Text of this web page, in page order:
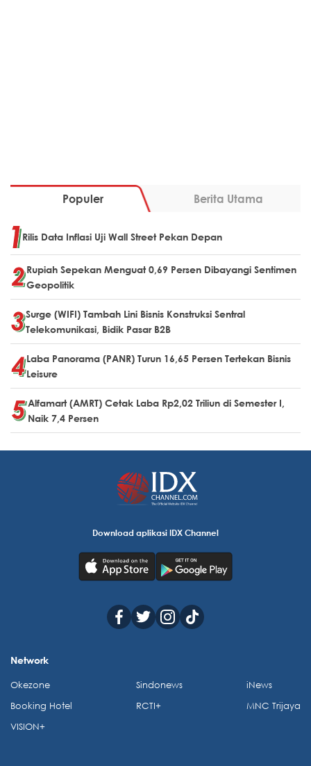
Populer Berita Utama
Rilis Data Inflasi Uji Wall Street Pekan Depan
Rupiah Sepekan Menguat 0,69 Persen Dibayangi Sentimen
Geopolitik
Surge (WIFI) Tambah Lini Bisnis Konstruksi Sentral
Telekomunikasi, Bidik Pasar B2B
Laba Panorama (PANR) Turun 16,65 Persen Tertekan Bisnis
Leisure
Alfamart (AMRT) Cetak Laba Rp2,02 Triliun di Semester I,
Naik 7,4 Persen
Download aplikasi IDX Channel
Network
Okezone
Booking Hotel
VISION+
Sindonews
RCTI+
iNews
MNC Trijaya